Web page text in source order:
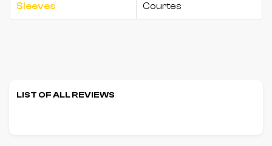
Sleeves Courtes
LIST OF ALL REVIEWS